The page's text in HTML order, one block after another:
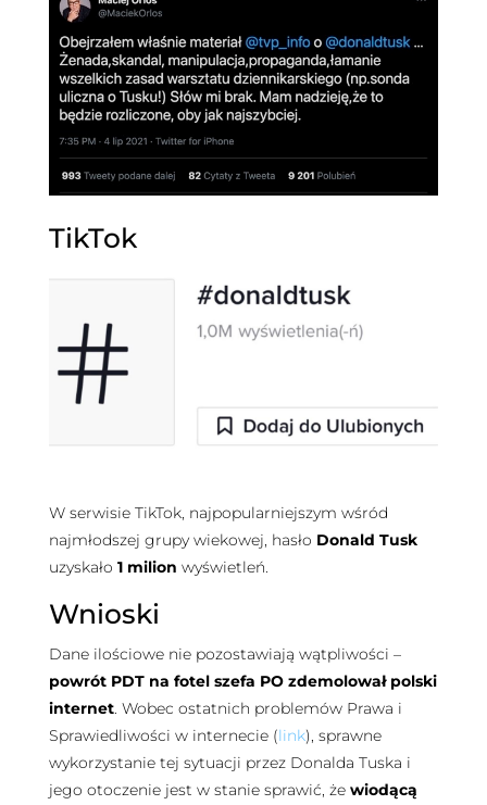
TikTok
W serwisie TikTok, najpopularniejszym wśród
najmłodszej grupy wiekowej, hasło Donald Tusk
uzyskało 1 milion wyświetleń.
Wnioski
Dane ilościowe nie pozostawiają wątpliwości –
powrót PDT na fotel szefa PO zdemolował polski
internet. Wobec ostatnich problemów Prawa i
Sprawiedliwości w internecie (link), sprawne
wykorzystanie tej sytuacji przez Donalda Tuska i
jego otoczenie jest w stanie sprawić, że wiodącą